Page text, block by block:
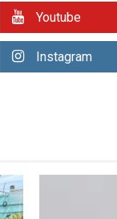
3
Youtube
Instagram